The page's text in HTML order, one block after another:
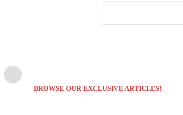
BROWSE OUR EXCLUSIVE ARTICLES!